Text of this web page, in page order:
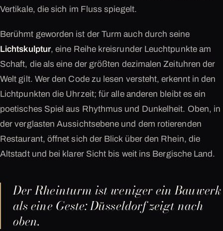
Vertikale, die sich im Fluss spiegelt.
Berühmt geworden ist der Turm auch durch seine
Lichtskulptur, eine Reihe kreisrunder Leuchtpunkte am
Schaft, die als eine der größten dezimalen Zeituhren der
Welt gilt. Wer den Code zu lesen versteht, erkennt in den
Lichtpunkten die Uhrzeit; für alle anderen bleibt es ein
poetisches Spiel aus Rhythmus und Dunkelheit. Oben, in
der verglasten Aussichtsebene und dem rotierenden
Restaurant, öffnet sich der Blick über den Rhein, die
Altstadt und bei klarer Sicht bis weit ins Bergische Land.
Der Rheinturm ist weniger ein Bauwerk
als eine Geste: Düsseldorf zeigt nach
oben.